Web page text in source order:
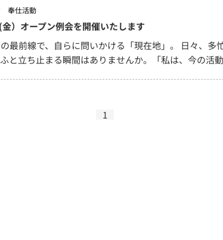
奉仕活動
）オープン例会を開催いたします
最前線で、自らに問いかける「現在地」。 日々、多
と立ち止まる瞬間はありませんか。「私は、今の活
1